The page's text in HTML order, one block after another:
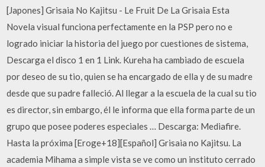
[Japones] Grisaia No Kajitsu - Le Fruit De La Grisaia Esta
Novela visual funciona perfectamente en la PSP pero no e
logrado iniciar la historia del juego por cuestiones de sistema,
Descarga el disco 1 en 1 Link. Kureha ha cambiado de escuela
por deseo de su tio, quien se ha encargado de ella y de su madre
desde que su padre falleció. Al llegar a la escuela de la cual su tio
es director, sin embargo, él le informa que ella forma parte de un
grupo que posee poderes especiales … Descarga: Mediafire.
Hasta la próxima [Eroge+18][Español] Grisaia no Kajitsu. La
academia Mihama a simple vista se ve como un instituto cerrado